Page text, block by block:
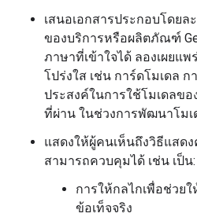
เสนอเอกสารประกอบโดยล
ของบริการหรือผลิตภัณฑ์
ภาษาที่เข้าใจได้ ลองเผยแ
โปร่งใส เช่น การ์ดโมเดล ก
ประสงค์ในการใช้โมเดลข
ที่ผ่าน ในช่วงการพัฒนาโมเ
แสดงให้ผู้คนเห็นถึงวิธีแสด
สามารถควบคุมได้ เช่น เป็น:
การให้กลไกเพื่อช่วย
ข้อเท็จจริง